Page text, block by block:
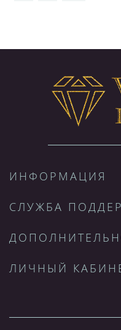
ИНФОРМАЦИЯ
СЛУЖБА
ЛИЧНЫЙ